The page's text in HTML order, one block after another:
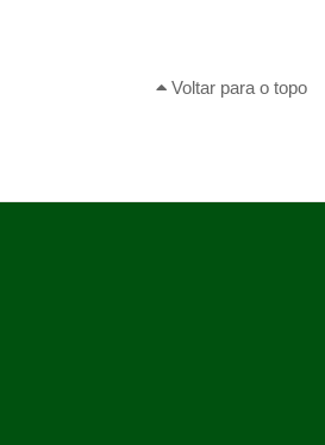
Voltar para o topo